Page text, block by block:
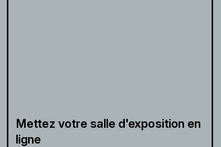
Mettez votre salle d'exposition en
ligne